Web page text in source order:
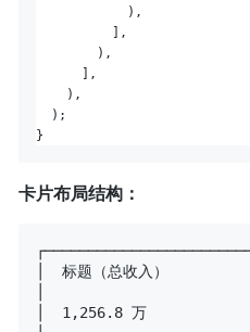
            ),
          ],
        ),
      ],
    ),
  );
卡片布局结构：
│  标题（总收入）
│  1,256.8 万